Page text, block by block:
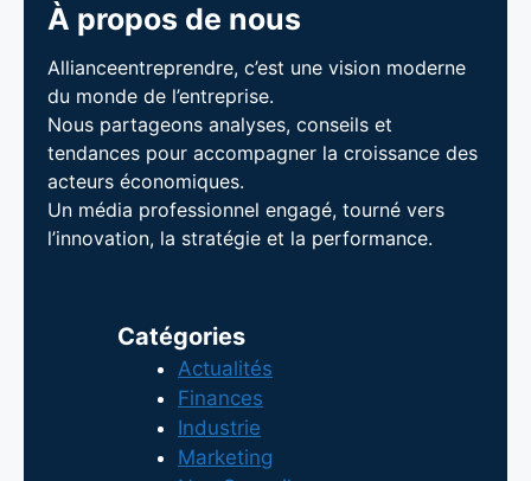
À propos de nous
Allianceentreprendre, c’est une vision moderne
du monde de l’entreprise.
Nous partageons analyses, conseils et
tendances pour accompagner la croissance des
acteurs économiques.
Un média professionnel engagé, tourné vers
l’innovation, la stratégie et la performance.
Catégories
Actualités
Finances
Industrie
Marketing